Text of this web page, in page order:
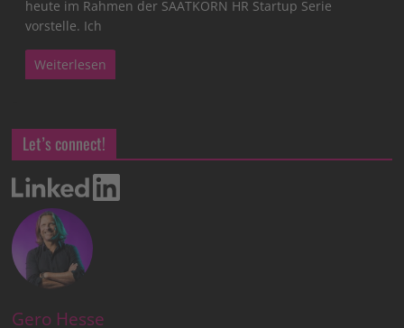
heute im Rahmen der SAATKORN HR Startup Serie
vorstelle. Ich
Weiterlesen
Let’s connect!
Gero Hesse